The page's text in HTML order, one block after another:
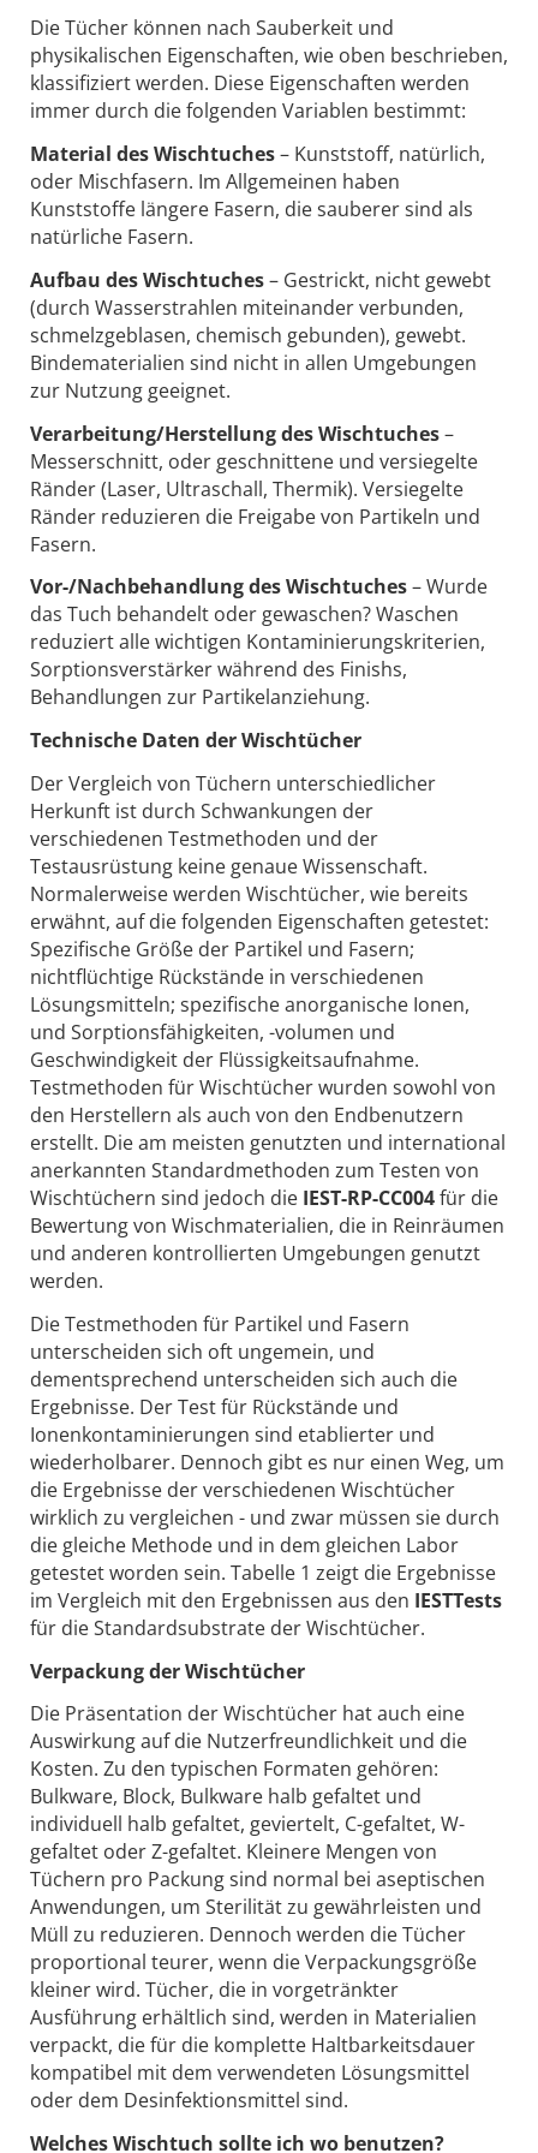
Die Tücher können nach Sauberkeit und
physikalischen Eigenschaften, wie oben beschrieben,
klassifiziert werden. Diese Eigenschaften werden
immer durch die folgenden Variablen bestimmt:
Material des Wischtuches– Kunststoff, natürlich,
oder Mischfasern. Im Allgemeinen haben
Kunststoffe längere Fasern, die sauberer sind als
natürliche Fasern.
Aufbau des Wischtuches– Gestrickt, nicht gewebt
(durch Wasserstrahlen miteinander verbunden,
schmelzgeblasen, chemisch gebunden), gewebt.
Bindematerialien sind nicht in allen Umgebungen
zur Nutzung geeignet.
Verarbeitung/Herstellung des Wischtuches–
Messerschnitt, oder geschnittene und versiegelte
Ränder (Laser, Ultraschall, Thermik). Versiegelte
Ränder reduzieren die Freigabe von Partikeln und
Fasern.
Vor-/Nachbehandlung des Wischtuches– Wurde
das Tuch behandelt oder gewaschen? Waschen
reduziert alle wichtigen Kontaminierungskriterien,
Sorptionsverstärker während des Finishs,
Behandlungen zur Partikelanziehung.
Technische Daten der Wischtücher
Der Vergleich von Tüchern unterschiedlicher
Herkunft ist durch Schwankungen der
verschiedenen Testmethoden und der
Testausrüstung keine genaue Wissenschaft.
Normalerweise werden Wischtücher, wie bereits
erwähnt, auf die folgenden Eigenschaften getestet:
Spezifische Größe der Partikel und Fasern;
nichtflüchtige Rückstände in verschiedenen
Lösungsmitteln; spezifische anorganische Ionen,
und Sorptionsfähigkeiten, -volumen und
Geschwindigkeit der Flüssigkeitsaufnahme.
Testmethoden für Wischtücher wurden sowohl von
den Herstellern als auch von den Endbenutzern
erstellt. Die am meisten genutzten und international
anerkannten Standardmethoden zum Testen von
Wischtüchern sind jedoch die IEST-RP-CC004für die
Bewertung von Wischmaterialien, die in Reinräumen
und anderen kontrollierten Umgebungen genutzt
werden.
Die Testmethoden für Partikel und Fasern
unterscheiden sich oft ungemein, und
dementsprechend unterscheiden sich auch die
Ergebnisse. Der Test für Rückstände und
Ionenkontaminierungen sind etablierter und
wiederholbarer. Dennoch gibt es nur einen Weg, um
die Ergebnisse der verschiedenen Wischtücher
wirklich zu vergleichen - und zwar müssen sie durch
die gleiche Methode und in dem gleichen Labor
getestet worden sein. Tabelle 1 zeigt die Ergebnisse
im Vergleich mit den Ergebnissen aus den IESTTests
für die Standardsubstrate der Wischtücher.
Verpackung der Wischtücher
Die Präsentation der Wischtücher hat auch eine
Auswirkung auf die Nutzerfreundlichkeit und die
Kosten. Zu den typischen Formaten gehören:
Bulkware, Block, Bulkware halb gefaltet und
individuell halb gefaltet, geviertelt, C-gefaltet, W-
gefaltet oder Z-gefaltet. Kleinere Mengen von
Tüchern pro Packung sind normal bei aseptischen
Anwendungen, um Sterilität zu gewährleisten und
Müll zu reduzieren. Dennoch werden die Tücher
proportional teurer, wenn die Verpackungsgröße
kleiner wird. Tücher, die in vorgetränkter
Ausführung erhältlich sind, werden in Materialien
verpackt, die für die komplette Haltbarkeitsdauer
kompatibel mit dem verwendeten Lösungsmittel
oder dem Desinfektionsmittel sind.
Welches Wischtuch sollte ich wo benutzen?